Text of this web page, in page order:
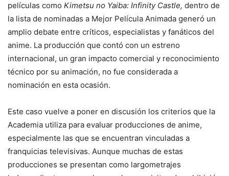
películas como Kimetsu no Yaiba: Infinity Castle, dentro de
la lista de nominadas a Mejor Película Animada generó un
amplio debate entre críticos, especialistas y fanáticos del
anime. La producción que contó con un estreno
internacional, un gran impacto comercial y reconocimiento
técnico por su animación, no fue considerada a
nominación en esta ocasión.
Este caso vuelve a poner en discusión los criterios que la
Academia utiliza para evaluar producciones de anime,
especialmente las que se encuentran vinculadas a
franquicias televisivas. Aunque muchas de estas
producciones se presentan como largometrajes